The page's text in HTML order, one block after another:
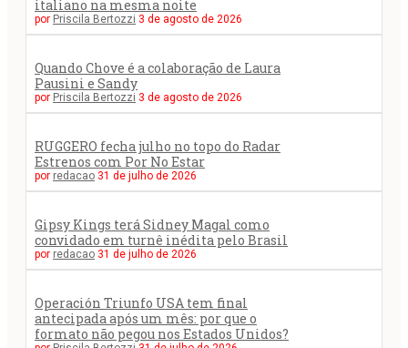
italiano na mesma noite
por Priscila Bertozzi 3 de agosto de 2026
Quando Chove é a colaboração de Laura
Pausini e Sandy
por Priscila Bertozzi 3 de agosto de 2026
RUGGERO fecha julho no topo do Radar
Estrenos com Por No Estar
por redacao 31 de julho de 2026
Gipsy Kings terá Sidney Magal como
convidado em turnê inédita pelo Brasil
por redacao 31 de julho de 2026
Operación Triunfo USA tem final
antecipada após um mês: por que o
formato não pegou nos Estados Unidos?